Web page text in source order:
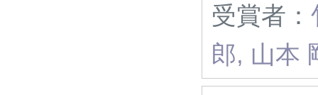
受賞者：
郎, 山本